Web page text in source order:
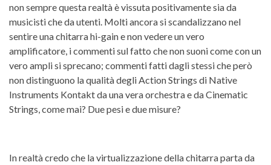
non sempre questa realtà è vissuta positivamente sia da
musicisti che da utenti. Molti ancora si scandalizzano nel
sentire una chitarra hi-gain e non vedere un vero
amplificatore, i commenti sul fatto che non suoni come con un
vero ampli si sprecano; commenti fatti dagli stessi che però
non distinguono la qualità degli Action Strings di Native
Instruments Kontakt da una vera orchestra e da Cinematic
Strings, come mai? Due pesi e due misure?
In realtà credo che la virtualizzazione della chitarra parta da